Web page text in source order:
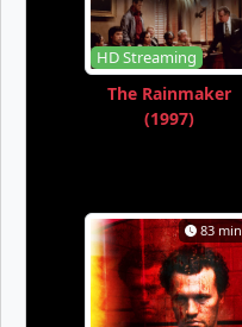
HD Streaming
The Rainmaker
(1997)
83 min